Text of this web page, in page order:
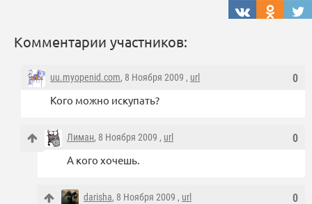
Комментарии участников:
0
uu.myopenid.com, 8 Ноября 2009 , url
Кого можно искупать?
0
Лиман, 8 Ноября 2009 , url
А кого хочешь.
0
darisha, 8 Ноября 2009 , url